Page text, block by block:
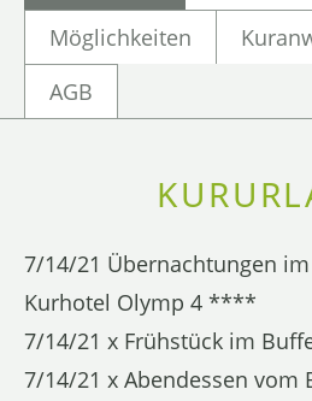
Möglichkeiten
AGB
7/14/21 Übernachtungen
Kurhotel Olymp 4 ****
7/14/21 x Frühstück im
7/14/21 x Abendessen vom